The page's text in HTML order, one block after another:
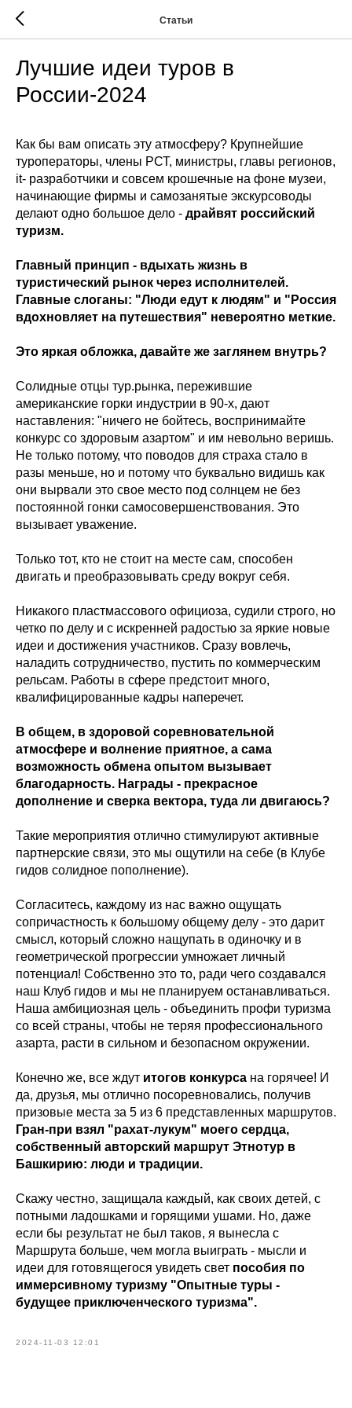
Статьи
Лучшие идеи туров в
России-2024
Как бы вам описать эту атмосферу? Крупнейшие
туроператоры, члены РСТ, министры, главы регионов,
it- разработчики и совсем крошечные на фоне музеи,
начинающие фирмы и самозанятые экскурсоводы
делают одно большое дело - драйвят российский
туризм.
Главный принцип - вдыхать жизнь в
туристический рынок через исполнителей.
Главные слоганы: "Люди едут к людям" и "Россия
вдохновляет на путешествия" невероятно меткие.
Это яркая обложка, давайте же заглянем внутрь?
Солидные отцы тур.рынка, пережившие
американские горки индустрии в 90-х, дают
наставления: "ничего не бойтесь, воспринимайте
конкурс со здоровым азартом" и им невольно веришь.
Не только потому, что поводов для страха стало в
разы меньше, но и потому что буквально видишь как
они вырвали это свое место под солнцем не без
постоянной гонки самосовершенствования. Это
вызывает уважение.
Только тот, кто не стоит на месте сам, способен
двигать и преобразовывать среду вокруг себя.
Никакого пластмассового официоза, судили строго, но
четко по делу и с искренней радостью за яркие новые
идеи и достижения участников. Сразу вовлечь,
наладить сотрудничество, пустить по коммерческим
рельсам. Работы в сфере предстоит много,
квалифицированные кадры наперечет.
В общем, в здоровой соревновательной
атмосфере и волнение приятное, а сама
возможность обмена опытом вызывает
благодарность. Награды - прекрасное
дополнение и сверка вектора, туда ли двигаюсь?
Такие мероприятия отлично стимулируют активные
партнерские связи, это мы ощутили на себе (в Клубе
гидов солидное пополнение).
Согласитесь, каждому из нас важно ощущать
сопричастность к большому общему делу - это дарит
смысл, который сложно нащупать в одиночку и в
геометрической прогрессии умножает личный
потенциал! Собственно это то, ради чего создавался
наш Клуб гидов и мы не планируем останавливаться.
Наша амбициозная цель - объединить профи туризма
со всей страны, чтобы не теряя профессионального
азарта, расти в сильном и безопасном окружении.
Конечно же, все ждут итогов конкурса на горячее! И
да, друзья, мы отлично посоревновались, получив
призовые места за 5 из 6 представленных маршрутов.
Гран-при взял "рахат-лукум" моего сердца,
собственный авторский маршрут Этнотур в
Башкирию: люди и традиции.
Скажу честно, защищала каждый, как своих детей, с
потными ладошками и горящими ушами. Но, даже
если бы результат не был таков, я вынесла с
Маршрута больше, чем могла выиграть - мысли и
идеи для готовящегося увидеть свет пособия по
иммерсивному туризму "Опытные туры -
будущее приключенческого туризма".
2024-11-03 12:01